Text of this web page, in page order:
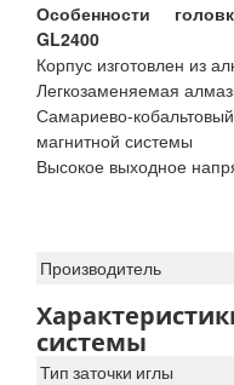
Особенности
GL2400
Корпус изготовлен из
Легкозаменяемая
Самариево-
магнитной системы
Высокое выходное
Производитель
системы
Тип заточки иглы